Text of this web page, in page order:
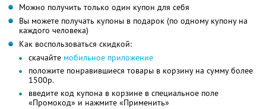
Можно получить только один купон для себя
Вы можете получать купоны в подарок (по одному купону на
каждого человека)
Как воспользоваться скидкой:
скачайте мобильное приложение
положите понравившиеся товары в корзину на сумму более
1500р.
введите код купона в корзине в специальное поле
«Промокод» и нажмите «Применить»